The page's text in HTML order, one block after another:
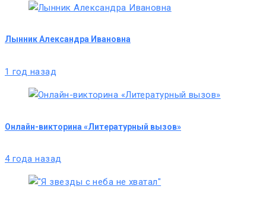
Лынник Александра Ивановна
1 год назад
Онлайн-викторина «Литературный вызов»
4 года назад